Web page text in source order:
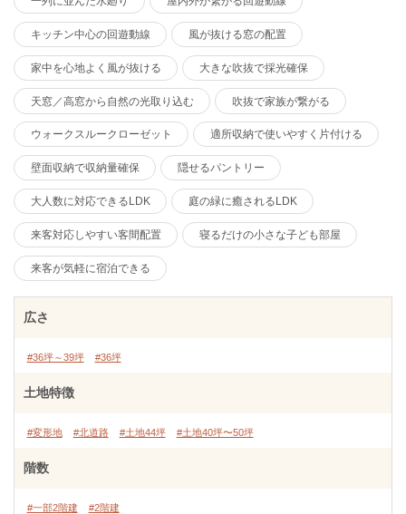
キッチン中心の回遊動線 風が抜ける窓の配置
家中を心地よく風が抜ける 大きな吹抜で採光確保
天窓／高窓から自然の光取り込む 吹抜で家族が繋がる
ウォークスルークローゼット 適所収納で使いやすく片付ける
壁面収納で収納量確保 隠せるパントリー
大人数に対応できるLDK 庭の緑に癒されるLDK
来客対応しやすい客間配置 寝るだけの小さな子ども部屋
来客が気軽に宿泊できる
広さ
#36坪～39坪 #36坪
土地特徴
#変形地 #北道路 #土地44坪 #土地40坪〜50坪
階数
#一部2階建 #2階建